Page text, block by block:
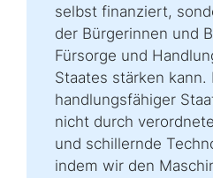
selbst finanziert,
der Bürgerinnen und
Fürsorge und
Staates stärken kann.
handlungsfähiger
nicht durch
und schillernde
indem wir den